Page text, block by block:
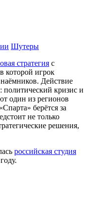
Шутеры
стратегия с
которой игрок
Действие
политический кризис и
один из регионов
берётся за
не только
решения,
российская студия